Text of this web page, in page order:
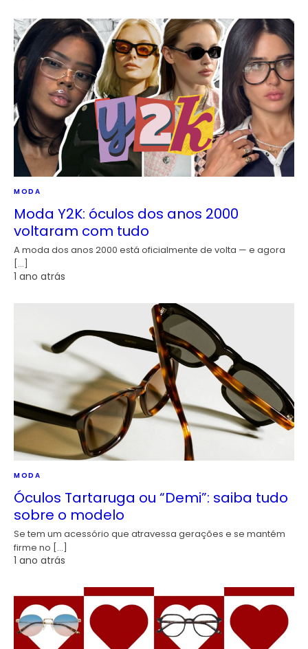
MODA
Moda Y2K: óculos dos anos 2000
voltaram com tudo
A moda dos anos 2000 está oficialmente de volta — e agora
[…]
1 ano atrás
MODA
Óculos Tartaruga ou “Demi”: saiba tudo
sobre o modelo
Se tem um acessório que atravessa gerações e se mantém
firme no […]
1 ano atrás